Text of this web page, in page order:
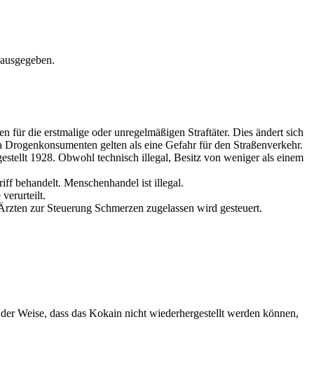
die erstmalige oder unregelmäßigen Straftäter. Dies ändert sich
gelten als eine Gefahr für den Straßenverkehr.
1928. Obwohl technisch illegal, Besitz von weniger als einem
behandelt. Menschenhandel ist illegal.
verurteilt.
zur Steuerung Schmerzen zugelassen wird gesteuert.
Weise, dass das Kokain nicht wiederhergestellt werden können,